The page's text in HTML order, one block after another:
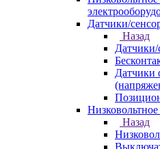
Датчики/
Назад
Датчики
Назад